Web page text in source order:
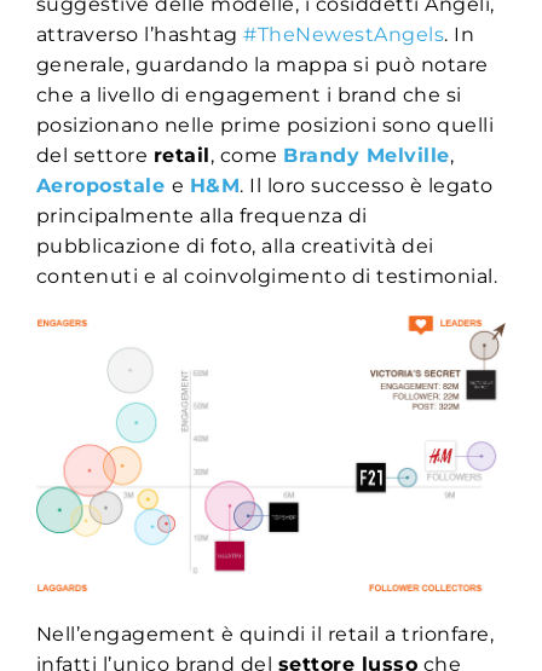
attraverso l’hashtag#TheNewestAngels. In
generale, guardando la mappa si può notare
che a livello di engagement i brand che si
posizionano nelle prime posizioni sono quelli
del settore retail , come Brandy Melville,
Aeropostale e H&M. Il loro successo è legato
principalmente alla frequenza di
pubblicazione di foto, alla creatività dei
contenuti e al coinvolgimento di testimonial.
Nell’engagement è quindi il retail a trionfare,
infatti l’unico brand del settore lusso che